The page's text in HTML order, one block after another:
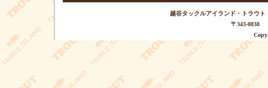
越谷タックルアイランド・トラ
〒343-0838